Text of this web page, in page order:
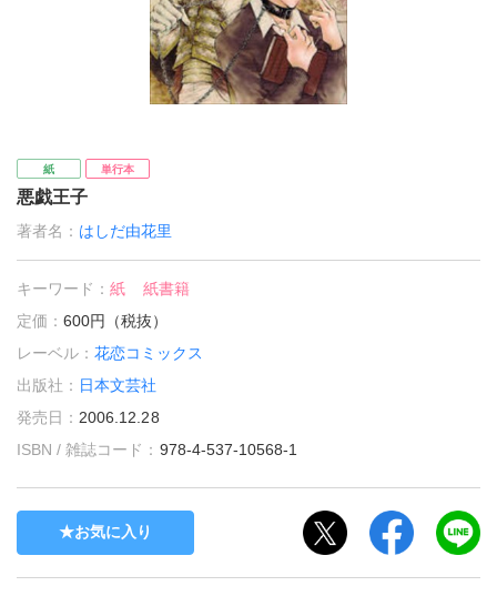
紙 単行本
悪戯王子
著者名： はしだ由花里
キーワード：紙
紙書籍
定価：600円（税抜）
レーベル：花恋コミックス
出版社： 日本文芸社
発売日： 2006.12.28
ISBN / 雑誌コード： 978-4-537-10568-1
お気に入り